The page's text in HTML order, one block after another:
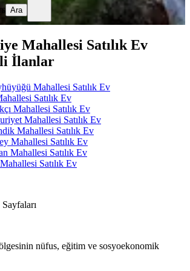
Ara
Mahallesi Satılık Ev
İlanlar
Mahallesi Satılık Ev
Satılık Ev
Mahallesi Satılık Ev
Mahallesi Satılık Ev
Mahallesi Satılık Ev
Mahallesi Satılık Ev
Mahallesi Satılık Ev
Satılık Ev
nüfus, eğitim ve sosyoekonomik